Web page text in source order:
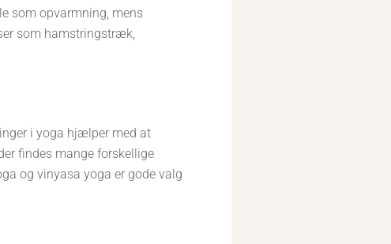
som opvarmning, mens
som hamstringstræk,
i yoga hjælper med at
findes mange forskellige
og vinyasa yoga er gode valg